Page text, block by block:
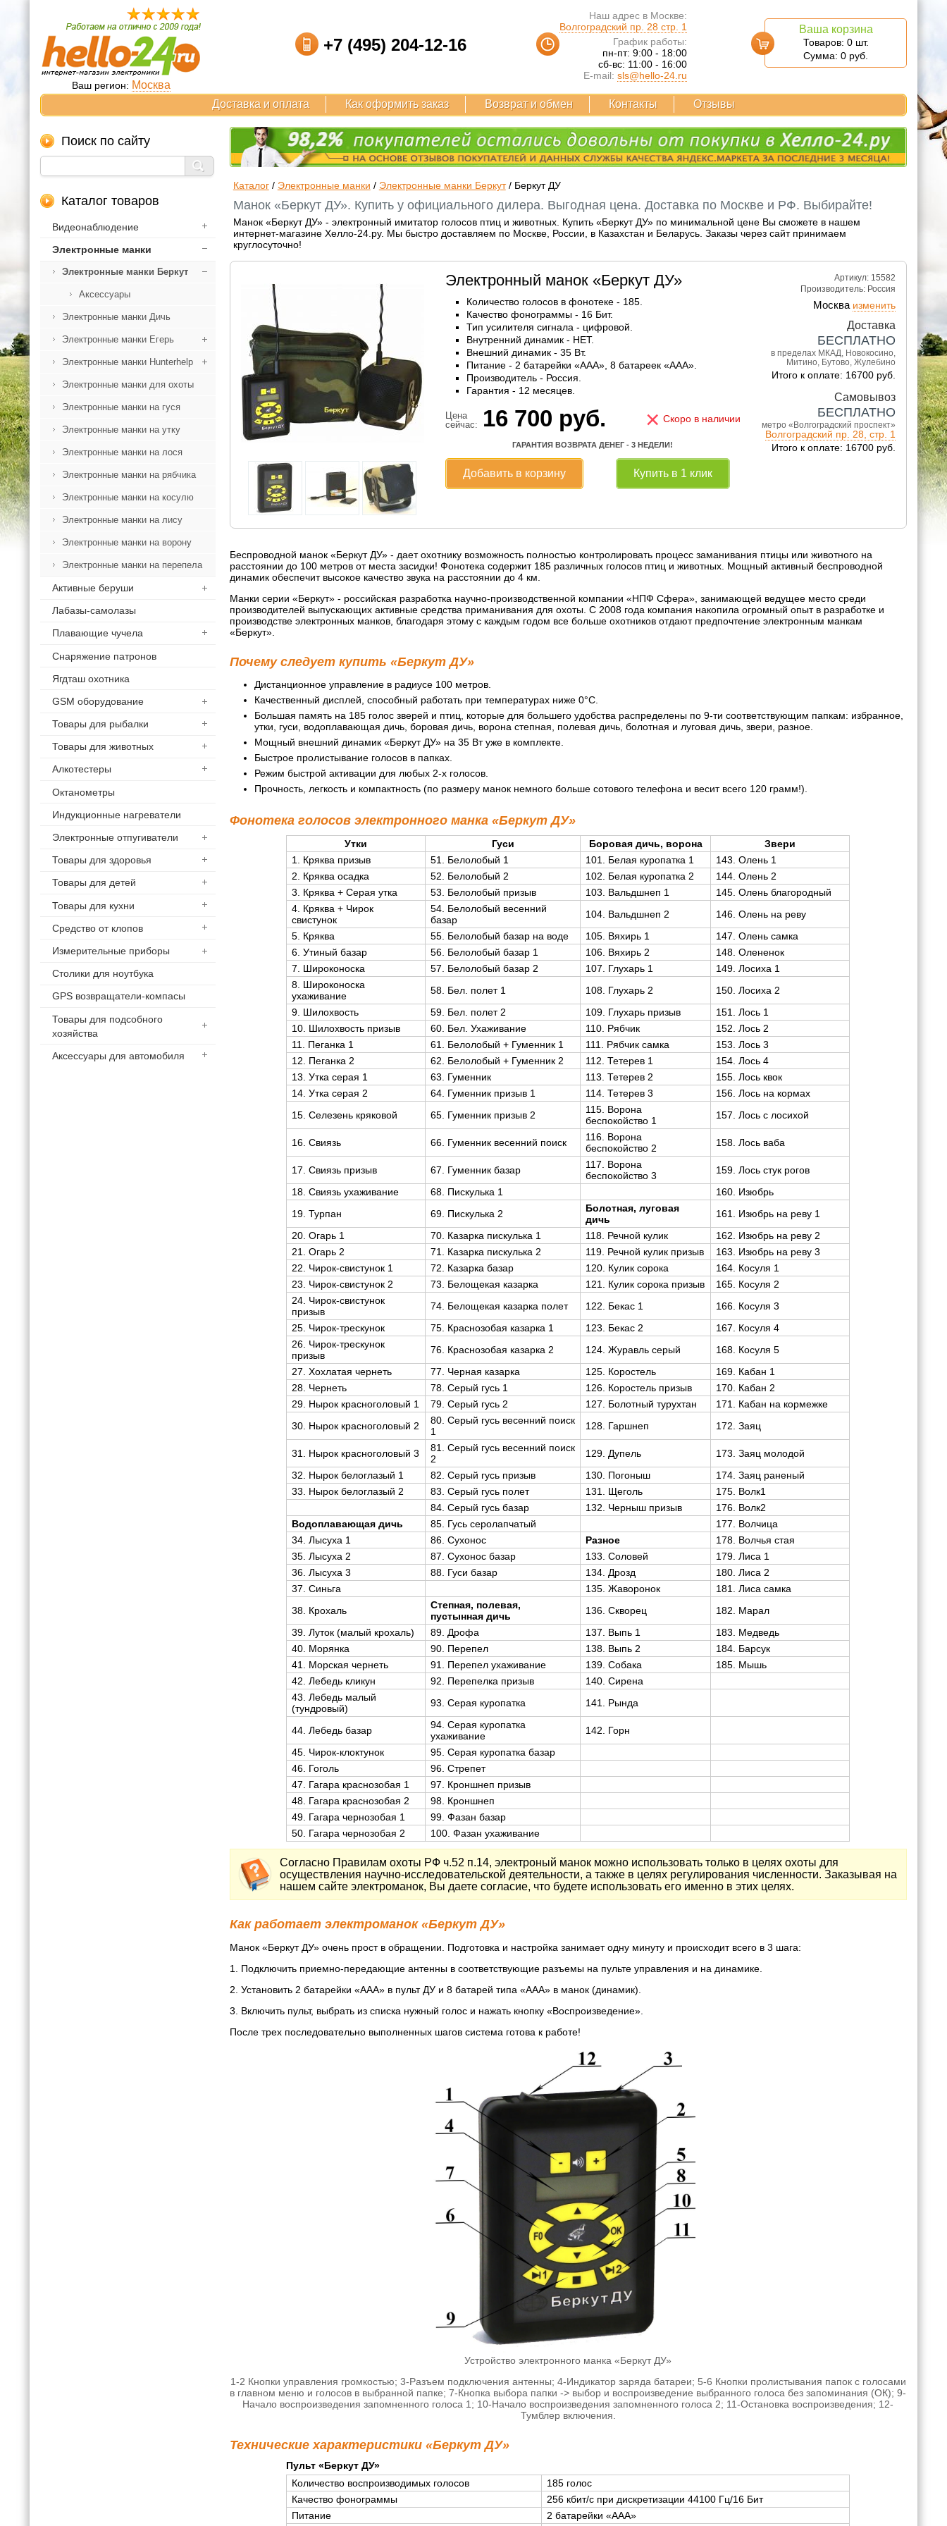
Ваш регион: Москва
+7 (495) 204-12-16
Наш адрес в Москве:
Волгоградский пр. 28 стр. 1
График работы:
пн-пт: 9:00 - 18:00
сб-вс: 11:00 - 16:00
E-mail: sls@hello-24.ru
Ваша корзина
Товаров: 0 шт.
Сумма: 0 руб.
Доставка и оплата Как оформить заказ Возврат и обмен Контакты Отзывы
Поиск по сайту
Каталог товаров
Видеонаблюдение
Электронные манки
Электронные манки Беркут
Аксессуары
Электронные манки Дичь
Электронные манки Егерь
Электронные манки Hunterhelp
Электронные манки для охоты
Электронные манки на гуся
Электронные манки на утку
Электронные манки на лося
Электронные манки на рябчика
Электронные манки на косулю
Электронные манки на лису
Электронные манки на ворону
Электронные манки на перепела
Активные беруши
Лабазы-самолазы
Плавающие чучела
Снаряжение патронов
Ягдташ охотника
GSM оборудование
Товары для рыбалки
Товары для животных
Алкотестеры
Октанометры
Индукционные нагреватели
Электронные отпугиватели
Товары для здоровья
Товары для детей
Товары для кухни
Средство от клопов
Измерительные приборы
Столики для ноутбука
GPS возвращатели-компасы
Товары для подсобного
хозяйства
Аксессуары для автомобиля
Каталог/ Электронные манки / Электронные манки Беркут/ Беркут ДУ
Манок «Беркут ДУ». Купить у официального дилера. Выгодная цена. Доставка по Москве и РФ. Выбирайте!
Манок «Беркут ДУ» - электронный имитатор голосов птиц и животных. Купить «Беркут ДУ» по минимальной цене Вы сможете в нашем
интернет-магазине Хелло-24.ру. Мы быстро доставляем по Москве, России, в Казахстан и Беларусь. Заказы через сайт принимаем
круглосуточно!
Артикул: 15582
Производитель: Россия
Москва изменить
Доставка
БЕСПЛАТНО
в пределах МКАД, Новокосино,
Митино, Бутово, Жулебино
Итого к оплате: 16700 руб.
Самовывоз
БЕСПЛАТНО
метро «Волгоградский проспект»
Волгоградский пр. 28, стр. 1
Итого к оплате: 16700 руб.
Электронный манок «Беркут ДУ»
Количество голосов в фонотеке - 185.
Качество фонограммы - 16 Бит.
Тип усилителя сигнала - цифровой.
Внутренний динамик - НЕТ.
Внешний динамик - 35 Вт.
Питание - 2 батарейки «ААА», 8 батареек «ААА».
Производитель - Россия.
Гарантия - 12 месяцев.
Цена
сейчас:
16 700 руб. × Скоро в наличии
ГАРАНТИЯ ВОЗВРАТА ДЕНЕГ - 3 НЕДЕЛИ!
Добавить в корзину Купить в 1 клик
Беспроводной манок «Беркут ДУ» - дает охотнику возможность полностью контролировать процесс заманивания птицы или животного на
расстоянии до 100 метров от места засидки! Фонотека содержит 185 различных голосов птиц и животных. Мощный активный беспроводной
динамик обеспечит высокое качество звука на расстоянии до 4 км.
Манки серии «Беркут» - российская разработка научно-производственной компании «НПФ Сфера», занимающей ведущее место среди
производителей выпускающих активные средства приманивания для охоты. С 2008 года компания накопила огромный опыт в разработке и
производстве электронных манков, благодаря этому с каждым годом все больше охотников отдают предпочтение электронным манкам
«Беркут».
Почему следует купить «Беркут ДУ»
Дистанционное управление в радиусе 100 метров.
Качественный дисплей, способный работать при температурах ниже 0°С.
Большая память на 185 голос зверей и птиц, которые для большего удобства распределены по 9-ти соответствующим папкам: избранное,
утки, гуси, водоплавающая дичь, боровая дичь, ворона степная, полевая дичь, болотная и луговая дичь, звери, разное.
Мощный внешний динамик «Беркут ДУ» на 35 Вт уже в комплекте.
Быстрое пролистывание голосов в папках.
Режим быстрой активации для любых 2-х голосов.
Прочность, легкость и компактность (по размеру манок немного больше сотового телефона и весит всего 120 грамм!).
Фонотека голосов электронного манка «Беркут ДУ»
Утки Гуси Боровая дичь, ворона
Звери
1. Кряква призыв
51. Белолобый 1 101. Белая куропатка 1
143. Олень 1
2. Кряква осадка
52. Белолобый 2 102. Белая куропатка 2
144. Олень 2
3. Кряква + Серая утка
53. Белолобый призыв 103. Вальдшнеп 1
145. Олень благородный
4. Кряква + Чирок
свистунок
54. Белолобый весенний
базар
104. Вальдшнеп 2
146. Олень на реву
5. Кряква
55. Белолобый базар на воде 105. Вяхирь 1
147. Олень самка
6. Утиный базар
56. Белолобый базар 1 106. Вяхирь 2
148. Олененок
7. Широконоска
57. Белолобый базар 2 107. Глухарь 1
149. Лосиха 1
8. Широконоска
ухаживание
58. Бел. полет 1 108. Глухарь 2
150. Лосиха 2
9. Шилохвость
59. Бел. полет 2 109. Глухарь призыв
151. Лось 1
10. Шилохвость призыв
60. Бел. Ухаживание 110. Рябчик
152. Лось 2
11. Пеганка 1
61. Белолобый + Гуменник 1 111. Рябчик самка
153. Лось 3
12. Пеганка 2
62. Белолобый + Гуменник 2 112. Тетерев 1
154. Лось 4
13. Утка серая 1
63. Гуменник 113. Тетерев 2
155. Лось квок
14. Утка серая 2
64. Гуменник призыв 1 114. Тетерев 3
156. Лось на кормах
15. Селезень кряковой
65. Гуменник призыв 2
115. Ворона
беспокойство 1
157. Лось с лосихой
16. Свиязь 66. Гуменник весенний поиск
116. Ворона
беспокойство 2
158. Лось ваба
17. Свиязь призыв 67. Гуменник базар
117. Ворона
беспокойство 3
159. Лось стук рогов
18. Свиязь ухаживание
68. Пискулька 1
160. Изюбрь
19. Турпан
69. Пискулька 2
Болотная, луговая
дичь
161. Изюбрь на реву 1
20. Огарь 1
70. Казарка пискулька 1 118. Речной кулик
162. Изюбрь на реву 2
21. Огарь 2
71. Казарка пискулька 2 119. Речной кулик призыв
163. Изюбрь на реву 3
22. Чирок-свистунок 1
72. Казарка базар 120. Кулик сорока
164. Косуля 1
23. Чирок-свистунок 2
73. Белощекая казарка 121. Кулик сорока призыв
165. Косуля 2
24. Чирок-свистунок
призыв
74. Белощекая казарка полет 122. Бекас 1
166. Косуля 3
25. Чирок-трескунок
75. Краснозобая казарка 1 123. Бекас 2
167. Косуля 4
26. Чирок-трескунок
призыв
76. Краснозобая казарка 2 124. Журавль серый
168. Косуля 5
27. Хохлатая чернеть
77. Черная казарка 125. Коростель
169. Кабан 1
28. Чернеть
78. Серый гусь 1 126. Коростель призыв
170. Кабан 2
29. Нырок красноголовый 1
79. Серый гусь 2 127. Болотный турухтан
171. Кабан на кормежке
30. Нырок красноголовый 2
80. Серый гусь весенний поиск
1
128. Гаршнеп 172. Заяц
31. Нырок красноголовый 3
81. Серый гусь весенний поиск
2
129. Дупель
173. Заяц молодой
32. Нырок белоглазый 1
82. Серый гусь призыв 130. Погоныш
174. Заяц раненый
33. Нырок белоглазый 2
83. Серый гусь полет 131. Щеголь
175. Волк1
84. Серый гусь базар
132. Черныш призыв
176. Волк2
Водоплавающая дичь
85. Гусь серолапчатый
177. Волчица
34. Лысуха 1
86. Сухонос Разное
178. Волчья стая
35. Лысуха 2
87. Сухонос базар 133. Соловей
179. Лиса 1
36. Лысуха 3
88. Гуси базар 134. Дрозд
180. Лиса 2
37. Синьга
135. Жаворонок
181. Лиса самка
38. Крохаль
Степная, полевая,
пустынная дичь
136. Скворец
182. Марал
39. Луток (малый крохаль)
89. Дрофа 137. Выпь 1
183. Медведь
40. Морянка
90. Перепел 138. Выпь 2
184. Барсук
41. Морская чернеть
91. Перепел ухаживание 139. Собака
185. Мышь
42. Лебедь кликун
92. Перепелка призыв
140. Сирена
43. Лебедь малый
(тундровый)
93. Серая куропатка 141. Рында
44. Лебедь базар
94. Серая куропатка
ухаживание
142. Горн
45. Чирок-клоктунок
95. Серая куропатка базар
46. Гоголь
96. Стрепет
47. Гагара краснозобая 1
97. Кроншнеп призыв
48. Гагара краснозобая 2
98. Кроншнеп
49. Гагара чернозобая 1
99. Фазан базар
50. Гагара чернозобая 2
100. Фазан ухаживание
Согласно Правилам охоты РФ ч.52 п.14, электроный манок можно использовать только в целях охоты для
осуществления научно-исследовательской деятельности, а также в целях регулирования численности. Заказывая на
нашем сайте электроманок, Вы даете согласие, что будете использовать его именно в этих целях.
Как работает электроманок «Беркут ДУ»
Манок «Беркут ДУ» очень прост в обращении. Подготовка и настройка занимает одну минуту и происходит всего в 3 шага:
1. Подключить приемно-передающие антенны в соответствующие разъемы на пульте управления и на динамике.
2. Установить 2 батарейки «ААА» в пульт ДУ и 8 батарей типа «ААА» в манок (динамик).
3. Включить пульт, выбрать из списка нужный голос и нажать кнопку «Воспроизведение».
После трех последовательно выполненных шагов система готова к работе!
Устройство электронного манка «Беркут ДУ»
1-2 Кнопки управления громкостью; 3-Разъем подключения антенны; 4-Индикатор заряда батареи; 5-6 Кнопки пролистывания папок с голосами
в главном меню и голосов в выбранной папке; 7-Кнопка выбора папки -> выбор и воспроизведение выбранного голоса без запоминания (ОК); 9-
Начало воспроизведения запомненного голоса 1; 10-Начало воспроизведения запомненного голоса 2; 11-Остановка воспроизведения; 12-
Тумблер включения.
Технические характеристики «Беркут ДУ»
Пульт «Беркут ДУ»
Количество воспроизводимых голосов
185 голос
Качество фонограммы
256 кбит/с при дискретизации 44100 Гц/16 Бит
Питание
2 батарейки «ААА»